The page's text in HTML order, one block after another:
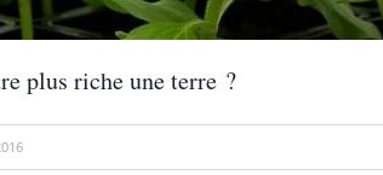
plus riche une terre ?